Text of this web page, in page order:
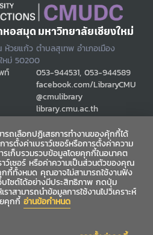
อสมุด มหาวิทยาลัยเชียงใหม่
วยแก้ว ตำบลสุเทพ อำเภอเมือง
หม่ 50200
รศัพท์ 053-944531, 053-944589
facebook.com/LibraryCMU
@cmulibrary
library.cmu.ac.th
าร
รถเลือกปฏิเสธการทำงานของคุ้กกี้ได้
ตั้งค่าเบราว์เซอร์หรือการตั้งค่าความ
เก็บรวมรวบข้อมูลโดยคุกกี้ในอนาคต
ว์เซอร์ หรือค่าความเป็นส่วนตัวของคุณ
กี้ทั้งหมด คุณอาจไม่สามารถใช้งานฟัง
ไซต์ได้อย่างมีประสิทธิภาพ กดปุ่ม
สามารถนำข้อมูลการใช้งานไปวิเคราะห์
ยคุกกี้อ่านข้อกำหนด